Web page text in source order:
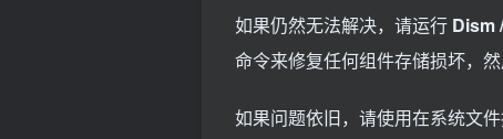
如果仍然无法解决，请运行 Dism
命令来修复任何组件存储损坏，
如果问题依旧，请使用在系统文